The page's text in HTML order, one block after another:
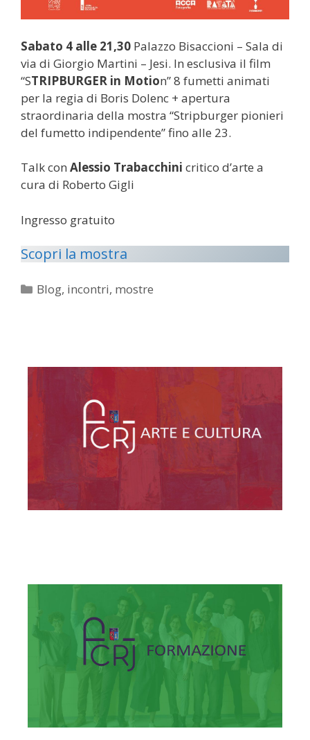
Sabato 4 alle 21,30 Palazzo Bisaccioni – Sala di
via di Giorgio Martini – Jesi. In esclusiva il film
“STRIPBURGER in Motion” 8 fumetti animati
per la regia di Boris Dolenc + apertura
straordinaria della mostra “Stripburger pionieri
del fumetto indipendente” fino alle 23.
Talk con Alessio Trabacchini critico d’arte a
cura di Roberto Gigli
Ingresso gratuito
Scopri la mostra
Categorie
Blog, incontri, mostre